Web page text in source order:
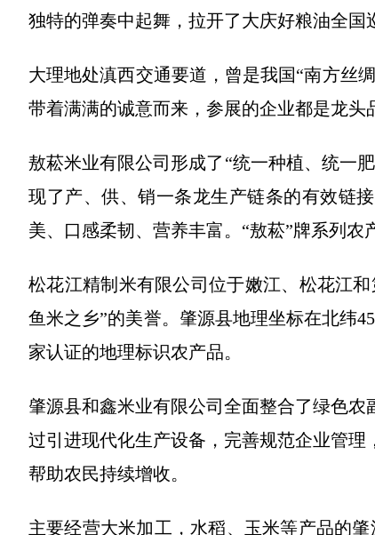
独特的弹奏中起舞，拉开了大庆好粮油全国
大理地处滇西交通要道，曾是我国“南方丝
带着满满的诚意而来，参展的企业都是龙头
敖菘米业有限公司形成了“统一种植、统一
现了产、供、销一条龙生产链条的有效链
美、口感柔韧、营养丰富。“敖菘”牌系列农
松花江精制米有限公司位于嫩江、松花江
鱼米之乡”的美誉。肇源县地理坐标在北纬
家认证的地理标识农产品。
肇源县和鑫米业有限公司全面整合了绿色
过引进现代化生产设备，完善规范企业管理
帮助农民持续增收。
主要经营大米加工，水稻、玉米等产品的